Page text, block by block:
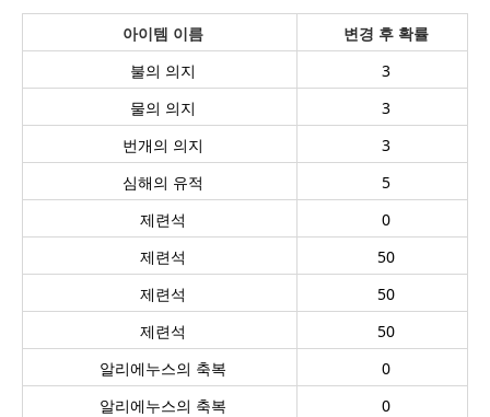
아이템 이름
변경 후 확률
불의 의지
3
물의 의지
3
번개의 의지
3
심해의 유적
5
제련석
0
제련석
50
제련석
50
제련석
50
알리에누스의 축복
0
알리에누스의 축복
0